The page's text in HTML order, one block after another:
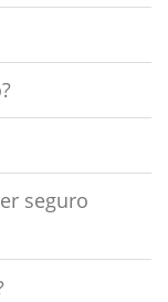
seguro